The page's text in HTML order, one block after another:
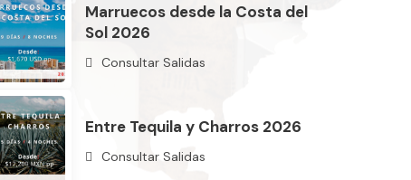
Marruecos desde la Costa del
Sol 2026
Consultar Salidas
Entre Tequila y Charros 2026
Consultar Salidas